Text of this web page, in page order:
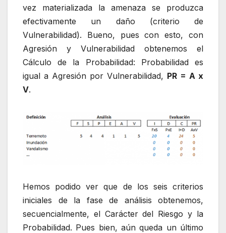
vez materializada la amenaza se produzca
efectivamente un daño (criterio de
Vulnerabilidad). Bueno, pues con esto, con
Agresión y Vulnerabilidad obtenemos el
Cálculo de la Probabilidad: Probabilidad es
igual a Agresión por Vulnerabilidad, PR = A x
V.
Hemos podido ver que de los seis criterios
iniciales de la fase de análisis obtenemos,
secuencialmente, el Carácter del Riesgo y la
Probabilidad. Pues bien, aún queda un último